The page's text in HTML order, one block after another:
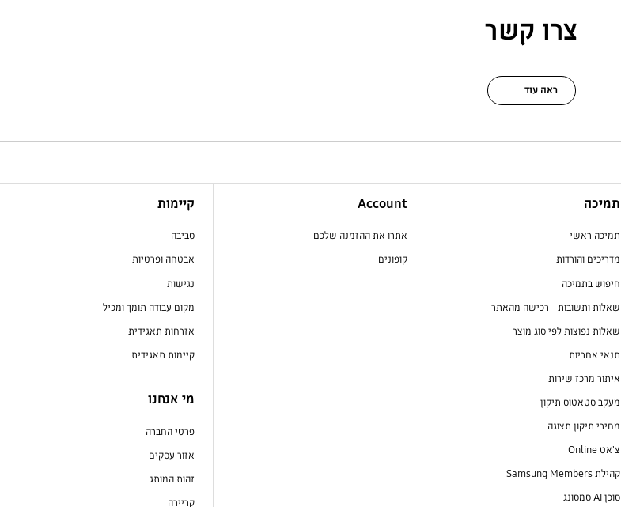
צרו קשר
ראה עוד
תמיכה
תמיכה ראשי
מדריכים והורדות
חיפוש בתמיכה
שאלות ותשובות - רכישה מהאתר
שאלות נפוצות לפי סוג מוצר
תנאי אחריות
איתור מרכז שירות
מעקב סטאטוס תיקון
מחירי תיקון תצוגה
צ'אט Online
קהילת Samsung Members
סוכן AI סמסונג
Account
אתרו את ההזמנה שלכם
קופונים
קיימות
סביבה
אבטחה ופרטיות
נגישות
מקום עבודה תומך ומכיל
אזרחות תאגידית
קיימות תאגידית
מי אנחנו
פרטי החברה
אזור עסקים
זהות המותג
קריירה